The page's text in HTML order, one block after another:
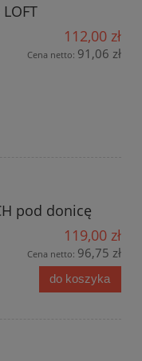
112,00 zł
Cena netto: 91,06 zł
pod donicę
119,00 zł
Cena netto: 96,75 zł
do koszyka